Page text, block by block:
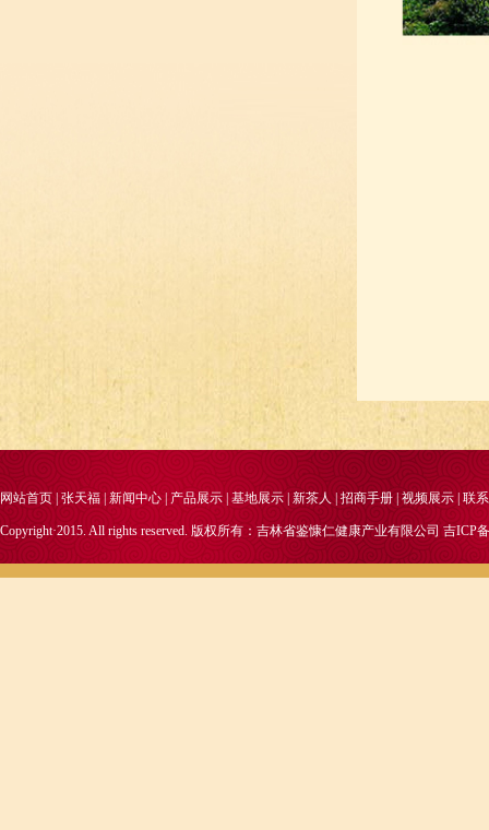
网站首页 张天福 新闻中心 产品展示 基地展示 |新茶人| 招商手册|视频展示|联
Copyright·2015. All rights reserved. 版权所有：吉林省鉴慷仁健康产业有限公司 吉ICP